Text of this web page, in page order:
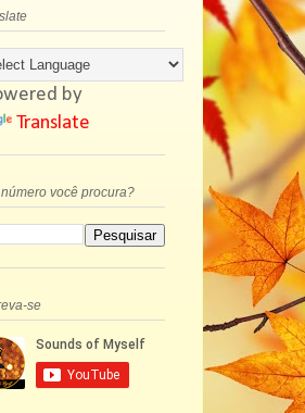
by
Translate
você procura?
se